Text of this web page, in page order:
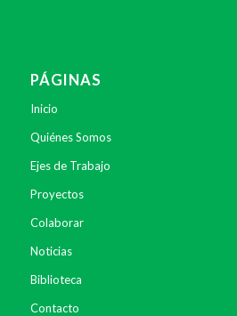
PÁGINAS
Inicio
Quiénes Somos
Ejes de Trabajo
Proyectos
Colaborar
Noticias
Biblioteca
Contacto